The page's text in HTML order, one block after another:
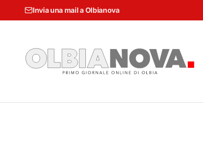
Invia una mail a Olbianova